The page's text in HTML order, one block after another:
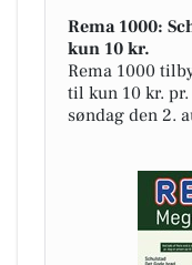
Rema 1000:
kun 10 kr.
Rema 1000
til kun 10 kr.
søndag den 2.